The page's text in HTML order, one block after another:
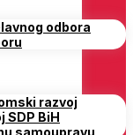
odbora
razvoj
SDP BiH
samoupravu